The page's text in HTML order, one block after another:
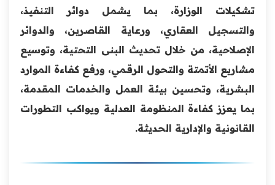
تشكيلات الوزارة، بما يشمل دوائر التنفيذ،
والتسجيل العقاري، ورعاية القاصرين، والدوائر
الإصلاحية، من خلال تحديث البنى التحتية، وتوسيع
مشاريع الأتمتة والتحول الرقمي، ورفع كفاءة الموارد
البشرية، وتحسين بيئة العمل والخدمات المقدمة،
بما يعزز كفاءة المنظومة العدلية ويواكب التطورات
القانونية والإدارية الحديثة.